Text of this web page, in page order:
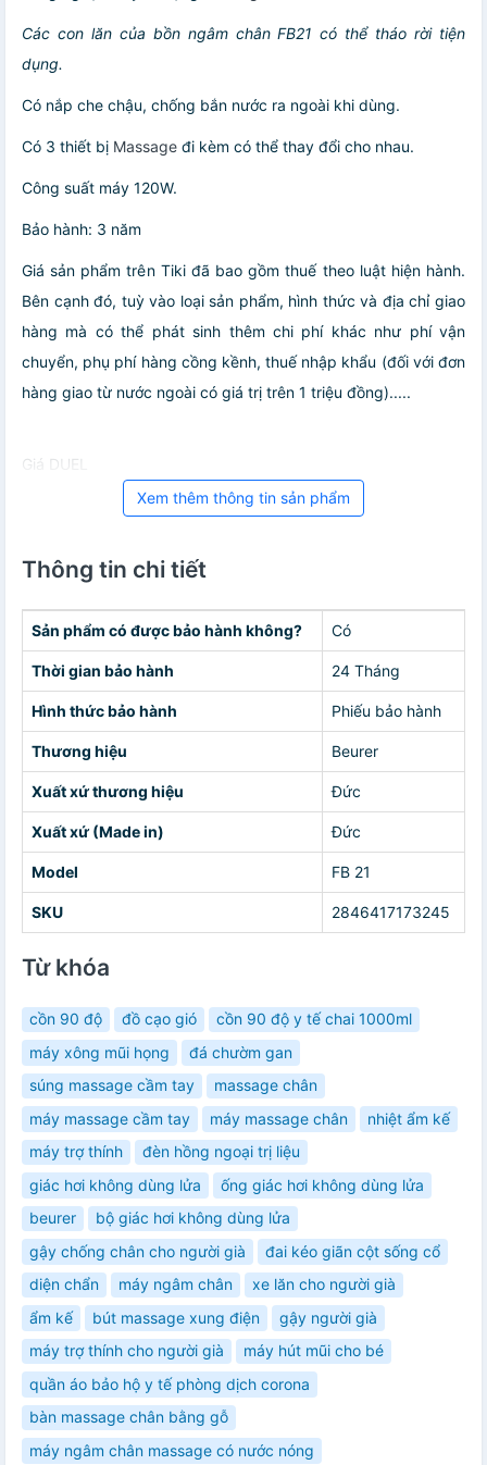
Các con lăn của bồn ngâm chân FB21 có thể tháo rời tiện
dụng.
Có nắp che chậu, chống bắn nước ra ngoài khi dùng.
Có 3 thiết bị Massage đi kèm có thể thay đổi cho nhau.
Công suất máy 120W.
Bảo hành: 3 năm
Giá sản phẩm trên Tiki đã bao gồm thuế theo luật hiện hành.
Bên cạnh đó, tuỳ vào loại sản phẩm, hình thức và địa chỉ giao
hàng mà có thể phát sinh thêm chi phí khác như phí vận
chuyển, phụ phí hàng cồng kềnh, thuế nhập khẩu (đối với đơn
hàng giao từ nước ngoài có giá trị trên 1 triệu đồng).....
Giá DUEL
Xem thêm thông tin sản phẩm
Thông tin chi tiết
Sản phẩm có được bảo hành không? Có
Thời gian bảo hành 24 Tháng
Hình thức bảo hành Phiếu bảo hành
Thương hiệu Beurer
Xuất xứ thương hiệu Đức
Xuất xứ (Made in) Đức
Model FB 21
SKU 2846417173245
Từ khóa
cồn 90 độ đồ cạo gió
cồn 90 độ y tế chai 1000ml
máy xông mũi họng
đá chườm gan
súng massage cầm tay
massage chân
máy massage cầm tay
máy massage chân
nhiệt ẩm kế
máy trợ thính
đèn hồng ngoại trị liệu
giác hơi không dùng lửa
ống giác hơi không dùng lửa
beurer
bộ giác hơi không dùng lửa
gậy chống chân cho người già
đai kéo giãn cột sống cổ
diện chẩn
máy ngâm chân
xe lăn cho người già
ẩm kế
bút massage xung điện
gậy người già
máy trợ thính cho người già
máy hút mũi cho bé
quần áo bảo hộ y tế phòng dịch corona
bàn massage chân bằng gỗ
máy ngâm chân massage có nước nóng